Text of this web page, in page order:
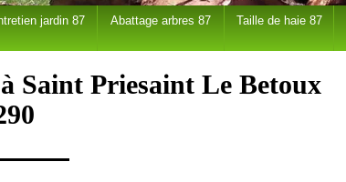
jardin 87 Abattage arbres 87 Taille de haie 87
Saint Priesaint Le Betoux